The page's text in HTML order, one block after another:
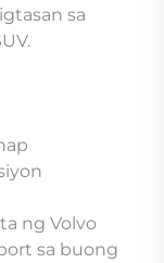
sa
ng Volvo
sa buong